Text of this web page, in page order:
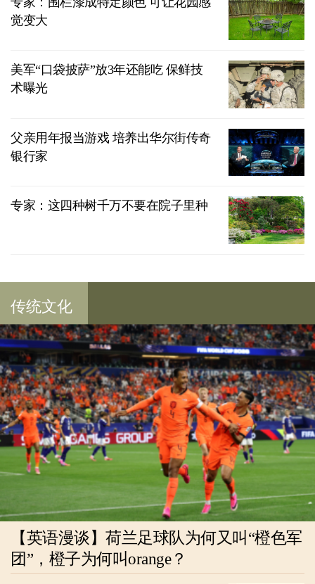
觉变大
美军“口袋披萨”放3年还能吃 保鲜技
术曝光
父亲用年报当游戏 培养出华尔街传奇
银行家
专家：这四种树千万不要在院子里种
传统文化
【英语漫谈】荷兰足球队为何又叫“橙色军
团”，橙子为何叫orange？